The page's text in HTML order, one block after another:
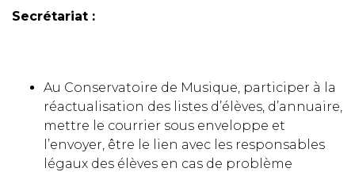
Secrétariat :
Au Conservatoire de Musique, participer à la
réactualisation des listes d’élèves, d’annuaire,
mettre le courrier sous enveloppe et
l’envoyer, être le lien avec les responsables
légaux des élèves en cas de problème